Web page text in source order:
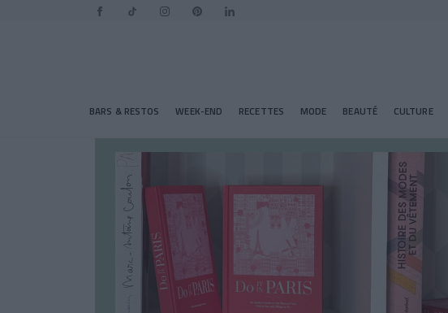
BARS & RESTOS WEEK-END RECETTES MODE BEAUTÉ CULTURE